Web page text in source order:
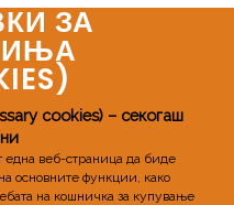
MozaikPro
ЗА
cookies) – секогаш
една веб-страница да биде
основните функции, како
на кошничка за купување